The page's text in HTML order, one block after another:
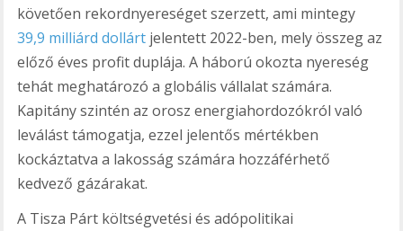
követően rekordnyereséget szerzett, ami mintegy
39,9 milliárd dollárt jelentett 2022-ben, mely összeg az
előző éves profit duplája. A háború okozta nyereség
tehát meghatározó a globális vállalat számára.
Kapitány szintén az orosz energiahordozókról való
leválást támogatja, ezzel jelentős mértékben
kockáztatva a lakosság számára hozzáférhető
kedvező gázárakat.
A Tisza Párt költségvetési és adópolitikai